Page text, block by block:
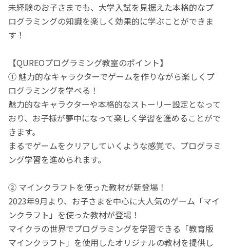
未経験のお子さまでも、大学入試を見据えた本格的なプ
ログラミングの知識を楽しく効果的に学ぶことができま
す！
【QUREOプログラミング教室のポイント】
① 魅力的なキャラクターでゲームを作りながら楽しくプ
ログラミングを学べる！
魅力的なキャラクターや本格的なストーリー設定となって
おり、お子様が夢中になって楽しく学習を進めることがで
きます。
まるでゲームをクリアしていくような感覚で、プログラミ
ング学習を進められます。
② マインクラフトを使った教材が新登場！
2023年9月より、お子さまを中心に大人気のゲーム「マイ
ンクラフト」を使った教材が登場！
マイクラの世界でプログラミングを学習できる「教育版
マインクラフト」を使用したオリジナルの教材を提供し